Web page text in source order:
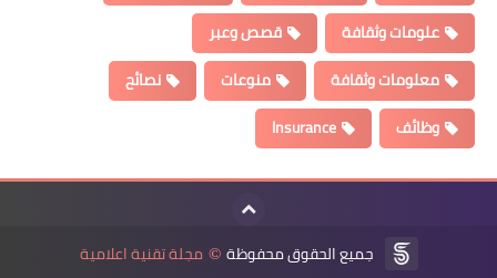
علومات وثقافة
قصص وعبر
معلومات وثقافة
منوعات
نصائح
وظائف
Insurance
جميع الحقوق محفوظة © مجلة تقنية اعلامية